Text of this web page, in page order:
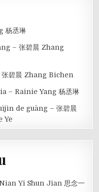
杨丞琳
– 张碧晨 Zhang
碧晨 Zhang Bichen
– Rainie Yang 杨丞琳
de guāng – 张碧晨
Ye
Yi Shun Jian 思念一